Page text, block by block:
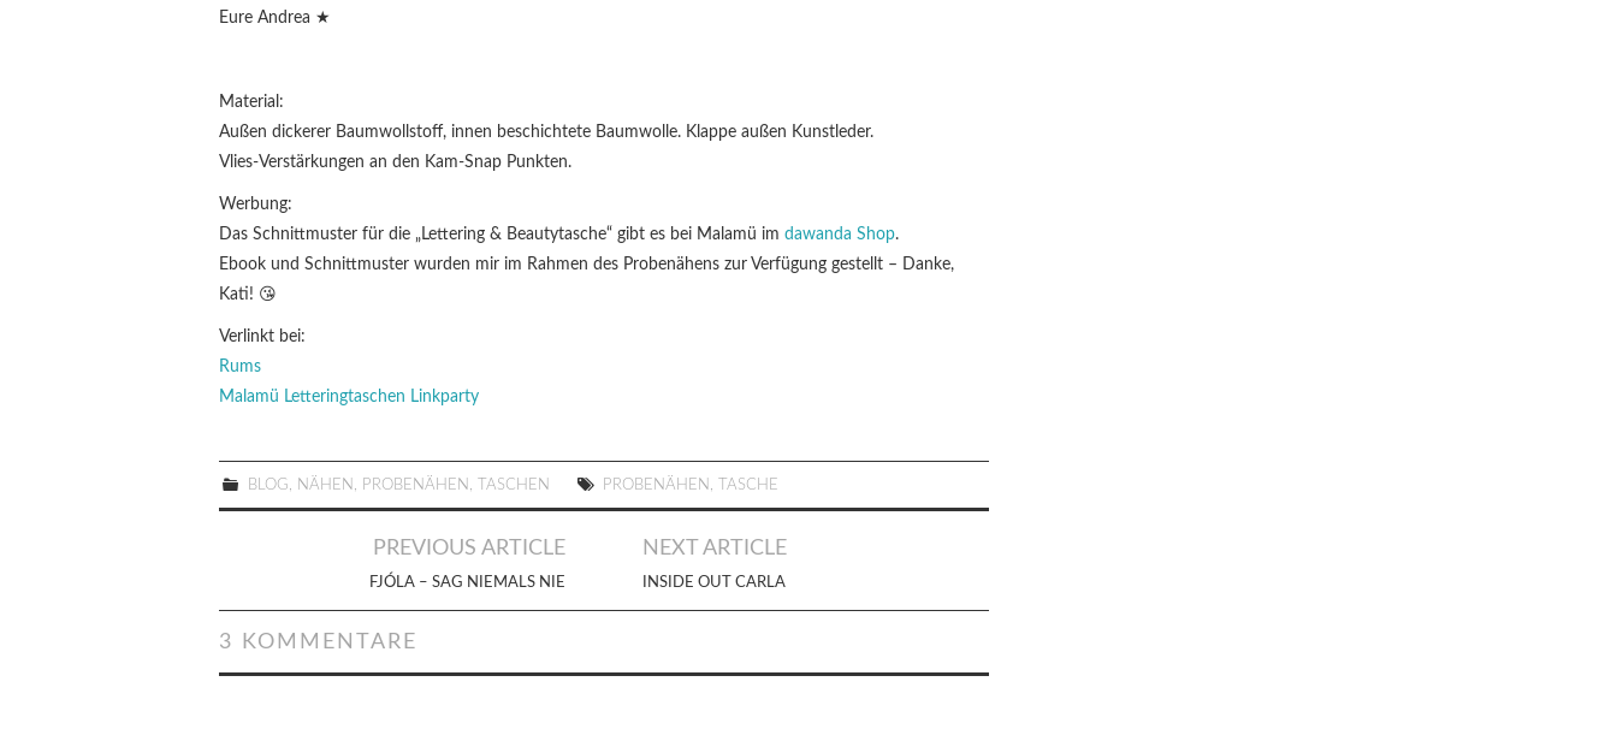
Eure Andrea ★
Material:
Außen dickerer Baumwollstoff, innen beschichtete Baumwolle. Klappe außen Kunstleder.
Vlies-Verstärkungen an den Kam-Snap Punkten.
Werbung:
Das Schnittmuster für die „Lettering & Beautytasche“ gibt es bei Malamü im dawanda Shop.
Ebook und Schnittmuster wurden mir im Rahmen des Probenähens zur Verfügung gestellt – Danke,
Kati! 😘
Verlinkt bei:
Rums
Malamü Letteringtaschen Linkparty
BLOG NÄHEN PROBENÄHEN TASCHEN PROBENÄHEN TASCHE
PREVIOUS ARTICLE
FJÓLA – SAG NIEMALS NIE
NEXT ARTICLE
INSIDE OUT CARLA
3 KOMMENTARE